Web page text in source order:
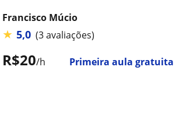
R$20/h Primeira aula gratuita
Francisco Múcio
★ 5,0 (3 avaliações)